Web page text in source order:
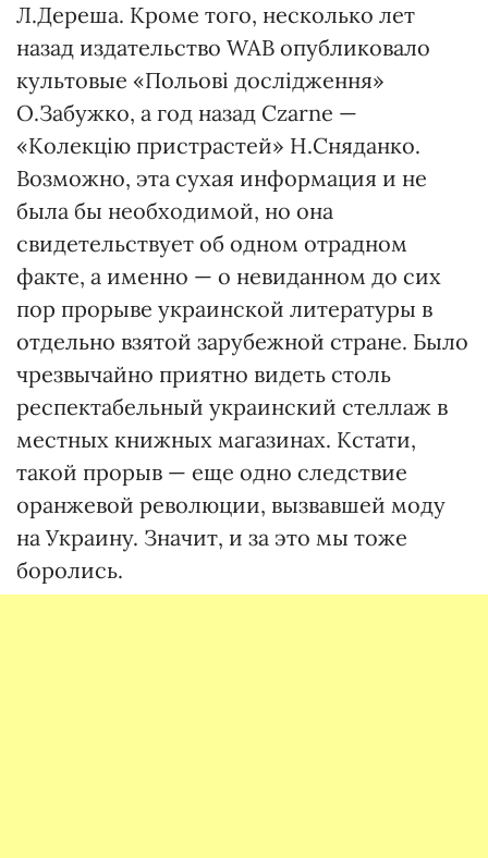
Л.Дереша. Кроме того, несколько лет
назад издательство WAB опубликовало
культовые «Польові дослідження»
О.Забужко, а год назад Czarne —
«Колекцію пристрастей» Н.Сняданко.
Возможно, эта сухая информация и не
была бы необходимой, но она
свидетельствует об одном отрадном
факте, а именно — о невиданном до сих
пор прорыве украинской литературы в
отдельно взятой зарубежной стране. Было
чрезвычайно приятно видеть столь
респектабельный украинский стеллаж в
местных книжных магазинах. Кстати,
такой прорыв — еще одно следствие
оранжевой революции, вызвавшей моду
на Украину. Значит, и за это мы тоже
боролись.